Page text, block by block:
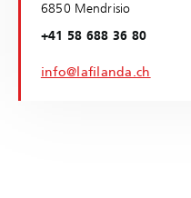
6850 Mendrisio
+41 58 688 36 80
info@lafilanda.ch